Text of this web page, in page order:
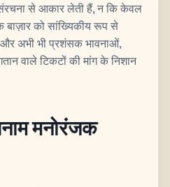
से आकार लेती हैं, न कि केवल
बाज़ार को सांख्यिकीय रूप से
अभी भी प्रशंसक भावनाओं,
वाले टिकटों की मांग के निशान
मनोरंजक